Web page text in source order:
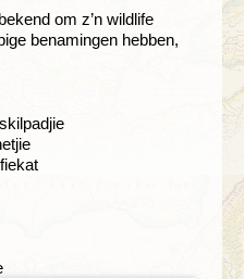
om z’n wildlife
benamingen hebben,